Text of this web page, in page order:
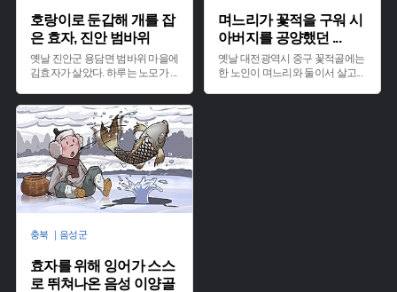
호랑이로 둔갑해 개를 잡
은 효자, 진안 범바위
옛날 진안군 용담면 범바위 마을에
김효자가 살았다. 하루는 노모가...
며느리가 꽃적을 구워 시
아버지를 공양했던 ...
옛날 대전광역시 중구 꽃적골에는
한 노인이 며느리와 둘이서 살고...
충북 ｜음성군
효자를 위해 잉어가 스스
로 뛰쳐나온 음성 이양골